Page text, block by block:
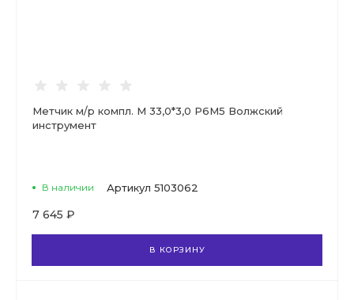
Метчик м/р компл. М 33,0*3,0 Р6М5 Волжский
инструмент
В наличии Артикул 5103062
7 645 ₽
В КОРЗИНУ